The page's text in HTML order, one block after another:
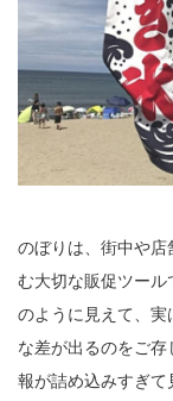
のぼりは、街中や
む大切な販促ツー
のように見えて、実
な差が出るのをご
報が詰め込みすぎ